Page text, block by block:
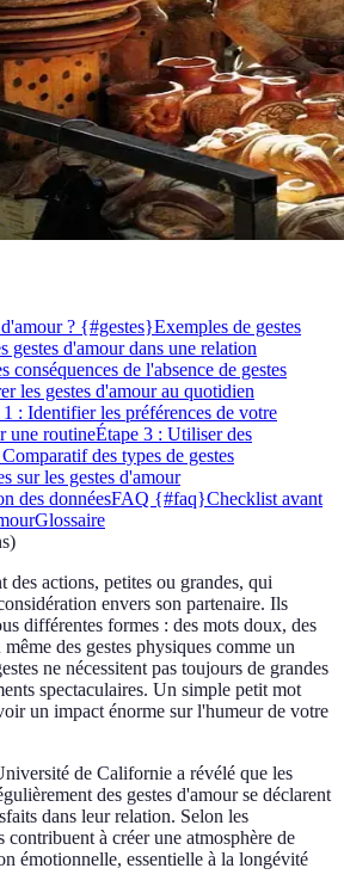
? {#gestes}Exemples de gestes
gestes d'amour dans une relation
conséquences de l'absence de gestes
les gestes d'amour au quotidien
1 : Identifier les préférences de votre
une routineÉtape 3 : Utiliser des
des types de gestes
sur les gestes d'amour
des donnéesFAQ {#faq}Checklist avant
Glossaire
)
des actions, petites ou grandes, qui
envers son partenaire. Ils
différentes formes : des mots doux, des
des gestes physiques comme un
ne nécessitent pas toujours de grandes
spectaculaires. Un simple petit mot
un impact énorme sur l'humeur de votre
de Californie a révélé que les
des gestes d'amour se déclarent
dans leur relation. Selon les
contribuent à créer une atmosphère de
émotionnelle, essentielle à la longévité